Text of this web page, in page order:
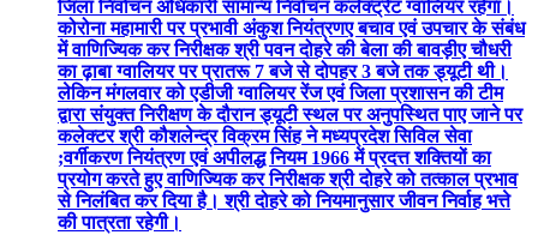
जिला निर्वाचन अधिकारी सामान्य निर्वाचन कलेक्ट्रेट ग्वालियर रहेगा।
कोरोना महामारी पर प्रभावी अंकुश नियंत्रणए बचाव एवं उपचार के संबंध
में वाणिज्यिक कर निरीक्षक श्री पवन दोहरे की बेला की बावड़ीए चौधरी
का ढ़ाबा ग्वालियर पर प्रातरू 7 बजे से दोपहर 3 बजे तक ड्यूटी थी।
लेकिन मंगलवार को एडीजी ग्वालियर रेंज एवं जिला प्रशासन की टीम
द्वारा संयुक्त निरीक्षण के दौरान ड्यूटी स्थल पर अनुपस्थित पाए जाने पर
कलेक्टर श्री कौशलेन्द्र विक्रम सिंह ने मध्यप्रदेश सिविल सेवा
;वर्गीकरण नियंत्रण एवं अपीलद्ध नियम 1966 में प्रदत्त शक्तियों का
प्रयोग करते हुए वाणिज्यिक कर निरीक्षक श्री दोहरे को तत्काल प्रभाव
से निलंबित कर दिया है। श्री दोहरे को नियमानुसार जीवन निर्वाह भत्ते
की पात्रता रहेगी।